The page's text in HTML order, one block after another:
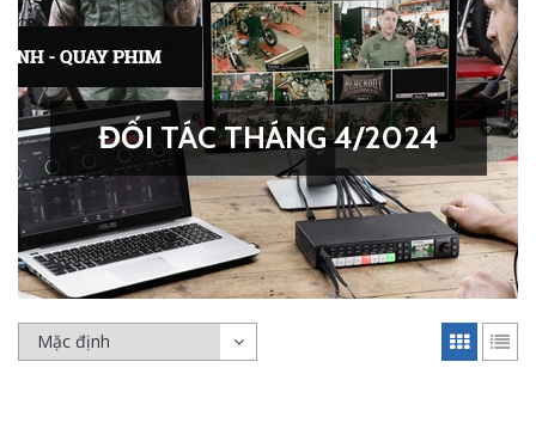
ĐỐI TÁC THÁNG 4/2024